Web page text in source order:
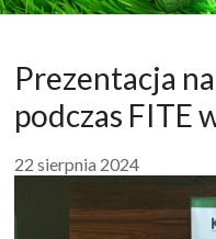
Prezentacja
podczas FITE
22 sierpnia 2024